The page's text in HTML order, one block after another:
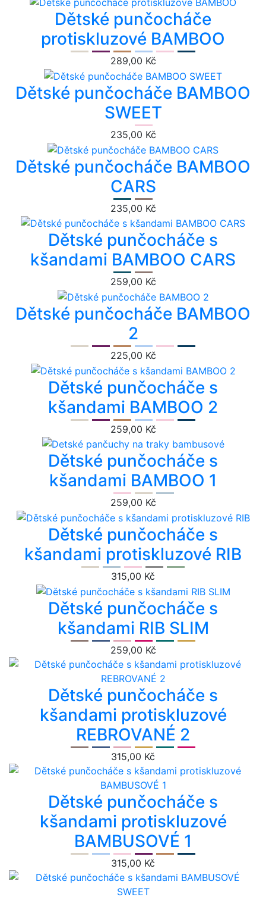
Dětské punčocháče
protiskluzové BAMBOO
289,00 Kč
Dětské punčocháče BAMBOO
SWEET
235,00 Kč
Dětské punčocháče BAMBOO
CARS
235,00 Kč
Dětské punčocháče s
kšandami BAMBOO CARS
259,00 Kč
Dětské punčocháče BAMBOO
2
225,00 Kč
Dětské punčocháče s
kšandami BAMBOO 2
259,00 Kč
Dětské punčocháče s
kšandami BAMBOO 1
259,00 Kč
Dětské punčocháče s
kšandami protiskluzové RIB
315,00 Kč
Dětské punčocháče s
kšandami RIB SLIM
259,00 Kč
Dětské punčocháče s
kšandami protiskluzové
REBROVANÉ 2
315,00 Kč
Dětské punčocháče s
kšandami protiskluzové
BAMBUSOVÉ 1
315,00 Kč